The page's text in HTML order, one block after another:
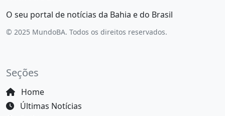
O seu portal de notícias da Bahia e do Brasil
© 2025 MundoBA. Todos os direitos reservados.
Seções
Home
Últimas Notícias